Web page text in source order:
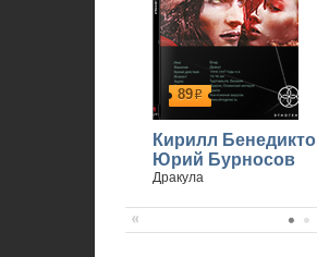
89р
Кирилл
Юрий Бурносов
Дракула